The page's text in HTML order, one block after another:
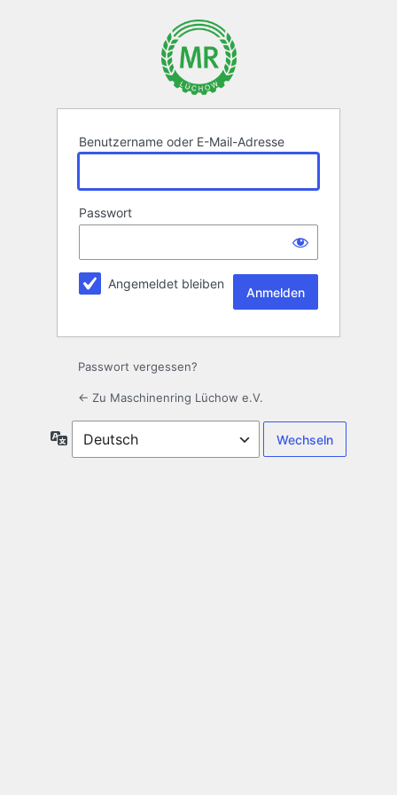
Benutzername oder E-Mail-Adresse
Passwort
Angemeldet bleiben
Passwort vergessen?
← Zu Maschinenring Lüchow e.V.
Sprache